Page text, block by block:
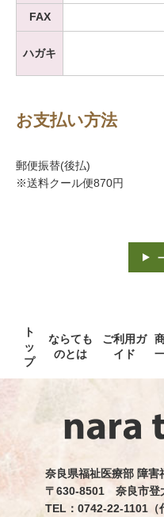
FAX
ハガキ
お支払い方法
郵便振替(後払)
※送料クール便870円
ト
ッ
プ
ならても
のとは
ご利用ガ
イド
奈良県福祉医療部 障害
〒630-8501 奈良市登
TEL：0742-22-1101